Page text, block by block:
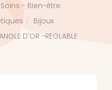
Soins - Bien-être
Bijoux
D'OR -REGLABLE